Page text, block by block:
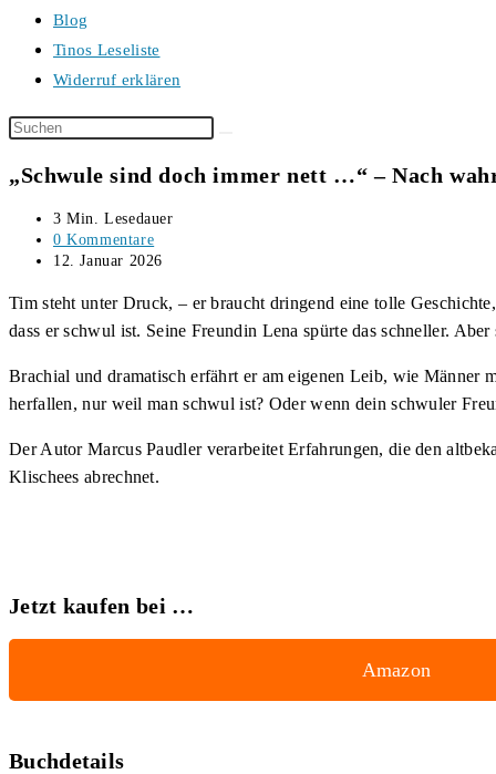
Blog
Tinos Leseliste
Widerruf erklären
Diese
durchsuchen
„Schwule sind doch immer nett …“ – Nach
Lesedauer:
3 Min. Lesedauer
Beitrags-
Kommentare:
0 Kommentare
Beitrag
12. Januar 2026
Tim steht unter Druck, – er braucht dringend eine tolle
dass er schwul ist. Seine Freundin Lena spürte das schneller.
Brachial und dramatisch erfährt er am eigenen Leib, wie Männer
herfallen, nur weil man schwul ist? Oder wenn dein schwuler
Der Autor Marcus Paudler verarbeitet Erfahrungen, die den
Klischees abrechnet.
Jetzt kaufen bei …
Amazon
Buchdetails